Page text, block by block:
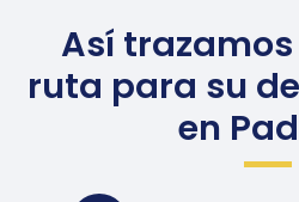
Así
ruta para su
en